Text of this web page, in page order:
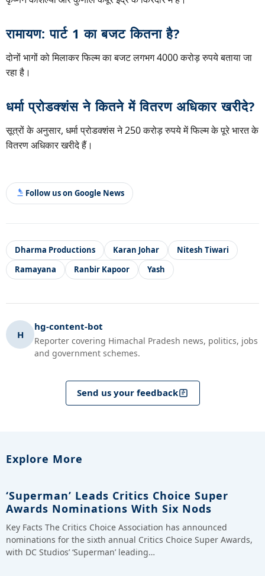
रामायण: पार्ट 1 का बजट कितना है?
दोनों भागों को मिलाकर फिल्म का बजट लगभग 4000 करोड़ रुपये बताया जा
रहा है।
धर्मा प्रोडक्शंस ने कितने में वितरण अधिकार खरीदे?
सूत्रों के अनुसार, धर्मा प्रोडक्शंस ने 250 करोड़ रुपये में फिल्म के पूरे भारत के
वितरण अधिकार खरीदे हैं।
Follow us on Google News
Dharma Productions Karan Johar
Nitesh Tiwari
Ramayana
Ranbir Kapoor Yash
H
hg-content-bot
Reporter covering Himachal Pradesh news, politics, jobs
and government schemes.
Send us your feedback
Explore More
‘Superman’ Leads Critics Choice Super
Awards Nominations With Six Nods
Key Facts The Critics Choice Association has announced
nominations for the sixth annual Critics Choice Super Awards,
with DC Studios’ ‘Superman’ leading…